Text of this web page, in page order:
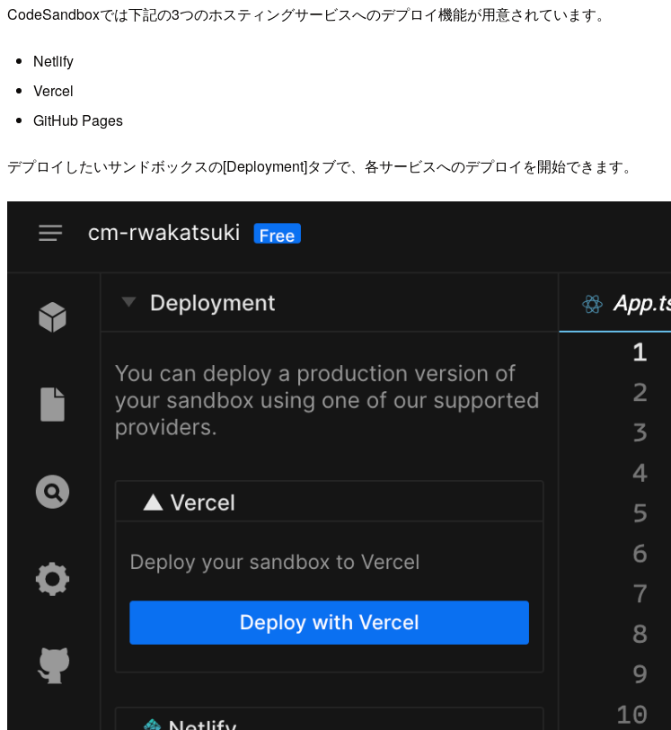
CodeSandboxでは下記の3つのホスティングサービスへのデプロイ機能が用意されています。
Netlify
Vercel
GitHub Pages
デプロイしたいサンドボックスの[Deployment]タブで、各サービスへのデプロイを開始できます。